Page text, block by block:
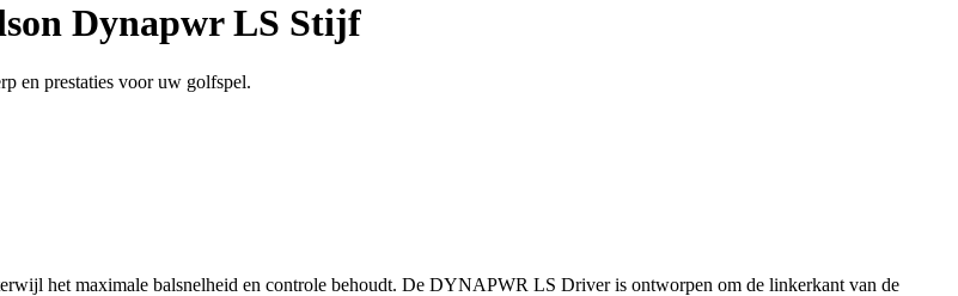
Dynapwr LS Stijf
en prestaties voor uw golfspel.
het maximale balsnelheid en controle behoudt. De DYNAPWR LS Driver is ontworpen om de linkerkant van de